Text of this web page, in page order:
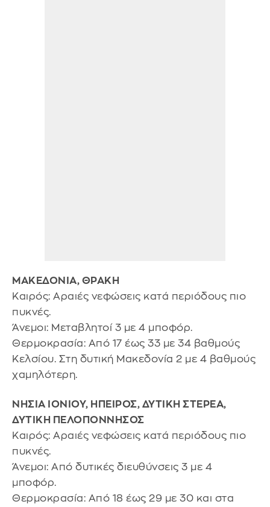
ΜΑΚΕΔΟΝΙΑ, ΘΡΑΚΗ
Καιρός: Αραιές νεφώσεις κατά περιόδους πιο
πυκνές.
Άνεμοι: Μεταβλητοί 3 με 4 μποφόρ.
Θερμοκρασία: Από 17 έως 33 με 34 βαθμούς
Κελσίου. Στη δυτική Μακεδονία 2 με 4 βαθμούς
χαμηλότερη.
ΝΗΣΙΑ ΙΟΝΙΟΥ, ΗΠΕΙΡΟΣ, ΔΥΤΙΚΗ ΣΤΕΡΕΑ,
ΔΥΤΙΚΗ ΠΕΛΟΠΟΝΝΗΣΟΣ
Καιρός: Αραιές νεφώσεις κατά περιόδους πιο
πυκνές.
Άνεμοι: Από δυτικές διευθύνσεις 3 με 4
μποφόρ.
Θερμοκρασία: Από 18 έως 29 με 30 και στα